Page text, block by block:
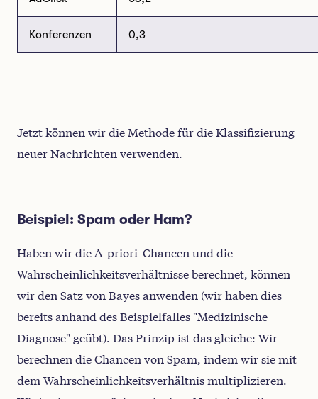
Konferenzen 0,3
Jetzt können wir die Methode für die Klassifizierung
neuer Nachrichten verwenden.
Beispiel: Spam oder Ham?
Haben wir die A-priori-Chancen und die
Wahrscheinlichkeitsverhältnisse berechnet, können
wir den Satz von Bayes anwenden (wir haben dies
bereits anhand des Beispielfalles "Medizinische
Diagnose" geübt). Das Prinzip ist das gleiche: Wir
berechnen die Chancen von Spam, indem wir sie mit
dem Wahrscheinlichkeitsverhältnis multiplizieren.